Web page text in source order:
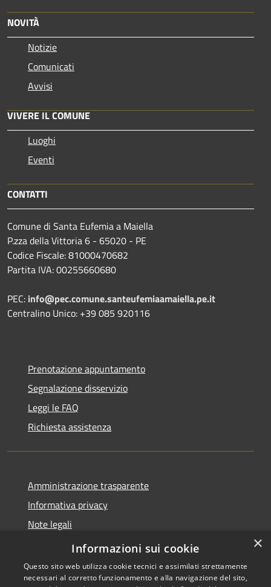
NOVITÀ
Notizie
Comunicati
Avvisi
VIVERE IL COMUNE
Luoghi
Eventi
CONTATTI
Comune di Santa Eufemia a Maiella
P.zza della Vittoria 6 - 65020 - PE
Codice Fiscale: 81000470682
Partita IVA: 00255660680
PEC: info@pec.comune.santeufemiaamaiella.pe.it
Centralino Unico: +39 085 920116
Prenotazione appuntamento
Segnalazione disservizio
Leggi le FAQ
Richiesta assistenza
Amministrazione trasparente
Informativa privacy
Note legali
Dichiarazione di accessibilità
×
Informazioni sui cookie
Questo sito web utilizza cookie tecnici e assimilati strettamente
necessari al corretto funzionamento e alla navigazione del sito,